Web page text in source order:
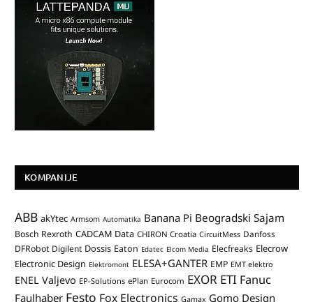
KOMPANIJE
ABB akYtec Armsom Automatika Banana Pi Beogradski Sajam
Bosch Rexroth CADCAM Data CHIRON Croatia CircuitMess Danfoss
DFRobot Digilent Dossis Eaton Edatec Elcom Media Elecfreaks Elecrow
Electronic Design Elektromont ELESA+GANTER EMP EMT elektro
ENEL Valjevo EP-Solutions ePlan Eurocom EXOR ETI Fanuc
Faulhaber Festo Fox Electronics Gamax Gomo Design